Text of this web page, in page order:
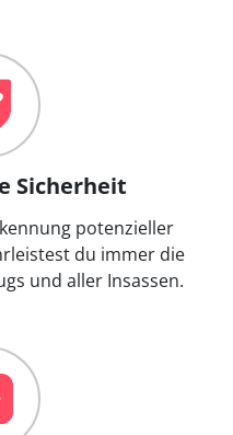
Sicherheit
potenzieller
du immer die
und aller Insassen.